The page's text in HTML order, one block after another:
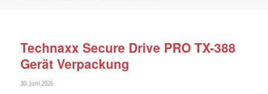
Technaxx Secure Drive PRO TX-388
Gerät Verpackung
30. Juni 2026